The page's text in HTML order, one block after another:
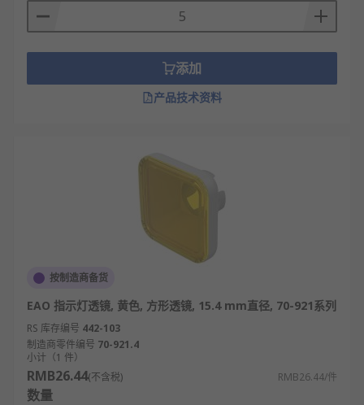
添加
产品技术资料
按制造商备货
EAO 指示灯透镜, 黄色, 方形透镜, 15.4 mm直径, 70-921系列
RS 库存编号 442-103
制造商零件编号 70-921.4
小计（1 件）
RMB26.44(不含税) RMB26.44/件
数量